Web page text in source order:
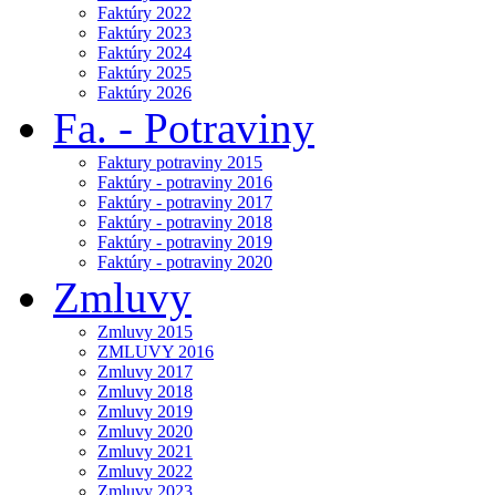
Faktúry 2022
Faktúry 2023
Faktúry 2024
Faktúry 2025
Faktúry 2026
Fa. - Potraviny
Faktury potraviny 2015
Faktúry - potraviny 2016
Faktúry - potraviny 2017
Faktúry - potraviny 2018
Faktúry - potraviny 2019
Faktúry - potraviny 2020
Zmluvy
Zmluvy 2015
ZMLUVY 2016
Zmluvy 2017
Zmluvy 2018
Zmluvy 2019
Zmluvy 2020
Zmluvy 2021
Zmluvy 2022
Zmluvy 2023